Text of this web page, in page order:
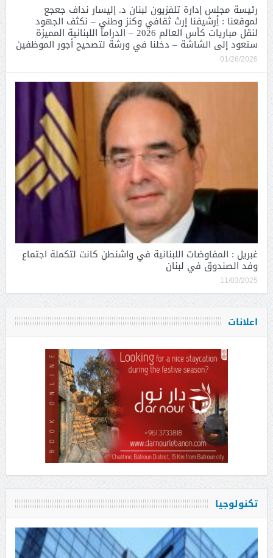
رئيسة مجلس إدارة تلفزيون لبنان د. إليسار نداف جعجع
لموقعنا : أِرشيفنا إرث ثقافي وكنز وطني – نكثف الجهود
لنقل مباريات كأس العالم 2026 – الدراما اللبنانية المميزة
ستعود إلى الشاشة – دخلنا في ورشة لتصحيح أجور الموظفين
01/26/2026
غبريل : المفاوضات اللبنانية في واشنطن كانت لتكملة اجتماع
وفد الصندوق في لبنان
11/03/2025
اعلانات
تكنولوجيا